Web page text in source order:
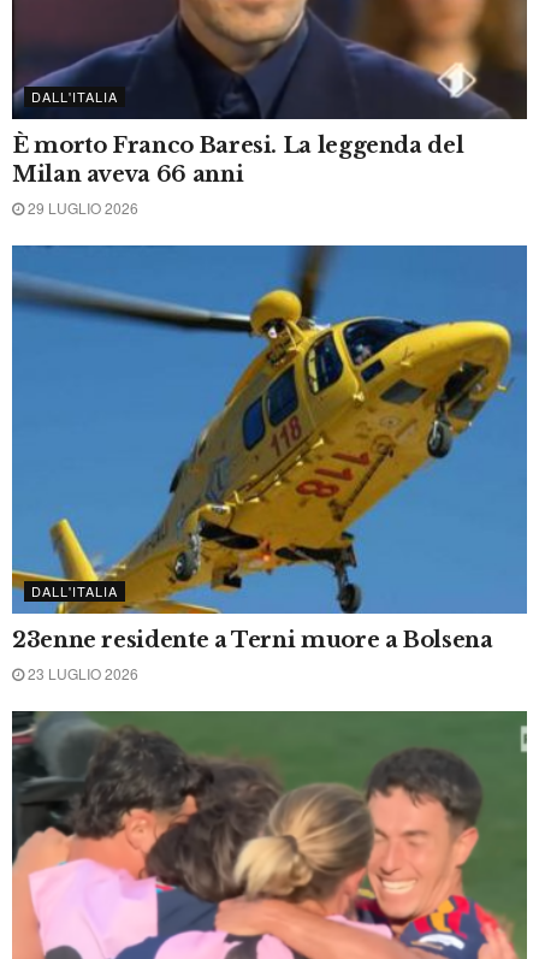
DALL'ITALIA E DAL MONDO
DALL'ITALIA